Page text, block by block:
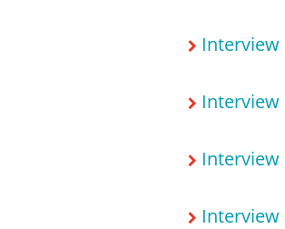
Interview
Interview
Interview
Interview